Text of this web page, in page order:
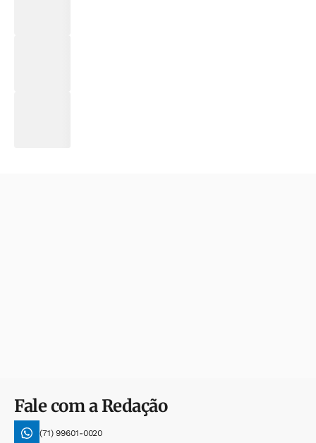
Fale com a Redação
(71) 99601-0020